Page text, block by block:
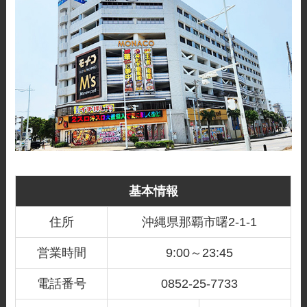
基本情報
住所 沖縄県那覇市曙2-1-1
営業時間 9:00～23:45
電話番号 0852-25-7733